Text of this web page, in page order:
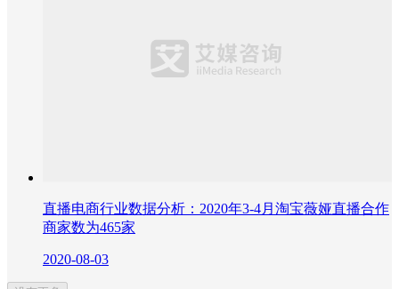
直播电商行业数据分析：2020年3-4月淘宝薇娅直播合作
商家数为465家
2020-08-03